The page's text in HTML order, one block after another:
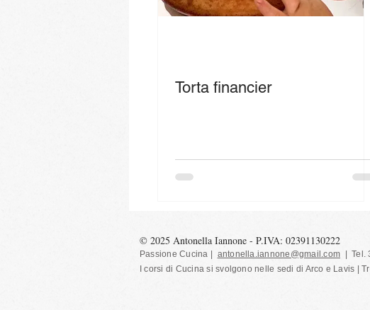
Torta financier
© 2025 Antonella Iannone - P.IVA: 02391130222
Passione Cucina | antonella.iannone@gmail.com | Tel.
I corsi di Cucina si svolgono nelle sedi di Arco e Lavis |